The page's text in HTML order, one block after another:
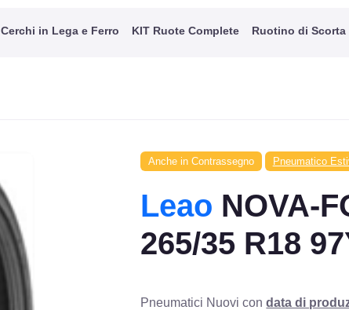
Cerchi in Lega e Ferro KIT Ruote Complete Ruotino di Scorta
Anche in Contrassegno Pneumatico
Leao NOVA-
265/35 R18
Pneumatici Nuovi condata di